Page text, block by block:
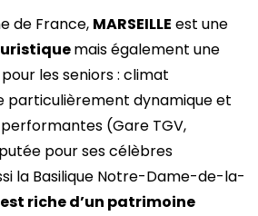
de France, MARSEILLE est une
mais également une
les seniors : climat
particulièrement dynamique et
(Gare TGV,
pour ses célèbres
la Basilique Notre-Dame-de-la-
est riche d’un patrimoine